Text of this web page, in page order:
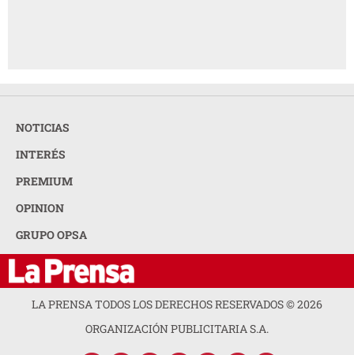
NOTICIAS
INTERÉS
PREMIUM
OPINION
GRUPO OPSA
LA PRENSA TODOS LOS DERECHOS RESERVADOS ©2026
ORGANIZACIÓN PUBLICITARIA S.A.